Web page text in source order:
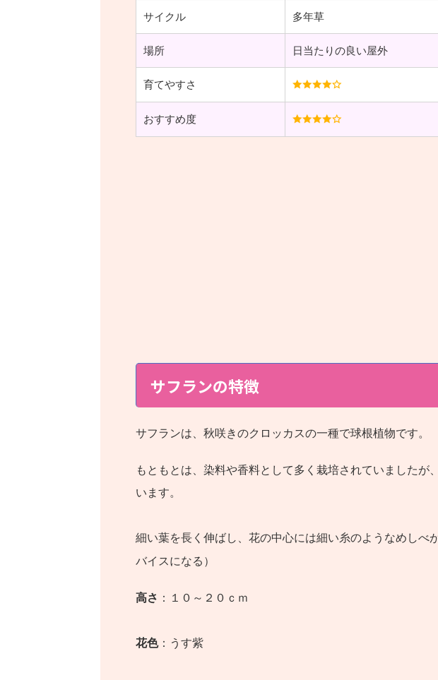
サイクル 多年草
場所 日当たりの良い屋外
育てやすさ
おすすめ度
サフランの特徴
サフランは、秋咲きのクロッカスの一種で球根植物です。
もともとは、染料や香料として多く栽培されていましたが
います。
細い葉を長く伸ばし、花の中心には細い糸のようなめしべ
バイスになる）
高さ ：１０～２０ｃｍ
花色：うす紫